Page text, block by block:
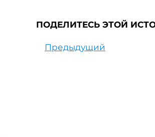
ПОДЕЛИТЕСЬ ЭТОЙ
Предыдущий